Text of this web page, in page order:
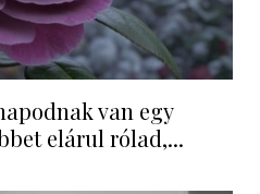
van egy
elárul rólad,...